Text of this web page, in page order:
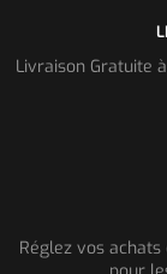
Livraison Gratuite
Réglez vos